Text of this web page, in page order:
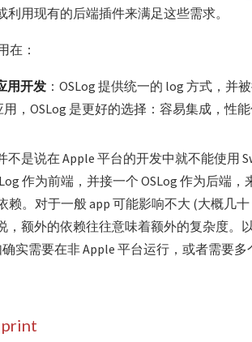
用现有的后端插件来满足这些需求。
在：
用开发：OSLog 提供统一的 log 方式，并
，OSLog 是更好的选择：容易集成，性
不是说在 Apple 平台的开发中就不能使用
作为前端，并接一个 OSLog 作为后端
赖。对于一般 app 可能影响不大 (大概几
，额外的依赖往往意味着额外的复杂度。
实需要在非 Apple 平台运行，或者需要
print